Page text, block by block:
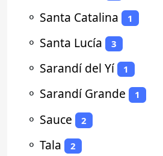
⚬ Santa Catalina 1
⚬ Santa Lucía 3
⚬ Sarandí del Yí 1
⚬ Sarandí Grande 1
⚬ Sauce 2
⚬ Tala 2